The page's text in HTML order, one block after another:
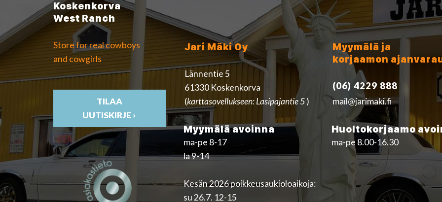
Koskenkorva
West Ranch
Store for real cowboys
and cowgirls
TILAA
UUTISKIRJE ›
Jari Mäki Oy
Lännentie 5
61330 Koskenkorva
(karttasovellukseen: Lasipajantie 5)
Myymälä ja
korjaamon
(06) 4229 888
mail@jarimaki.fi
Myymälä avoinna
ma-pe 8-17
la 9-14
Kesän 2026 poikkeusaukioloaikoja:
su 26.7. 12-15
Huoltokorjaamo
ma-pe 8.00-16.30